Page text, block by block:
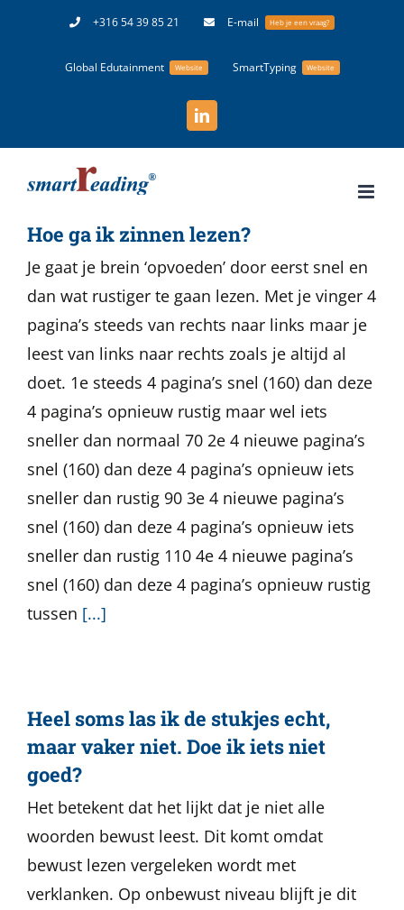
+316 54 39 85 21 E-mail Heb je een vraag?
Global Edutainment Website SmartTyping Website
LinkedIn
Hoe ga ik zinnen lezen?
Je gaat je brein ‘opvoeden’ door eerst snel en
dan wat rustiger te gaan lezen. Met je vinger 4
pagina’s steeds van rechts naar links maar je
leest van links naar rechts zoals je altijd al
doet. 1e steeds 4 pagina’s snel (160) dan deze
4 pagina’s opnieuw rustig maar wel iets
sneller dan normaal 70 2e 4 nieuwe pagina’s
snel (160) dan deze 4 pagina’s opnieuw iets
sneller dan rustig 90 3e 4 nieuwe pagina’s
snel (160) dan deze 4 pagina’s opnieuw iets
sneller dan rustig 110 4e 4 nieuwe pagina’s
snel (160) dan deze 4 pagina’s opnieuw rustig
tussen [...]
Heel soms las ik de stukjes echt,
maar vaker niet. Doe ik iets niet
goed?
Het betekent dat het lijkt dat je niet alle
woorden bewust leest. Dit komt omdat
bewust lezen vergeleken wordt met
verklanken. Op onbewust niveau blijft je dit